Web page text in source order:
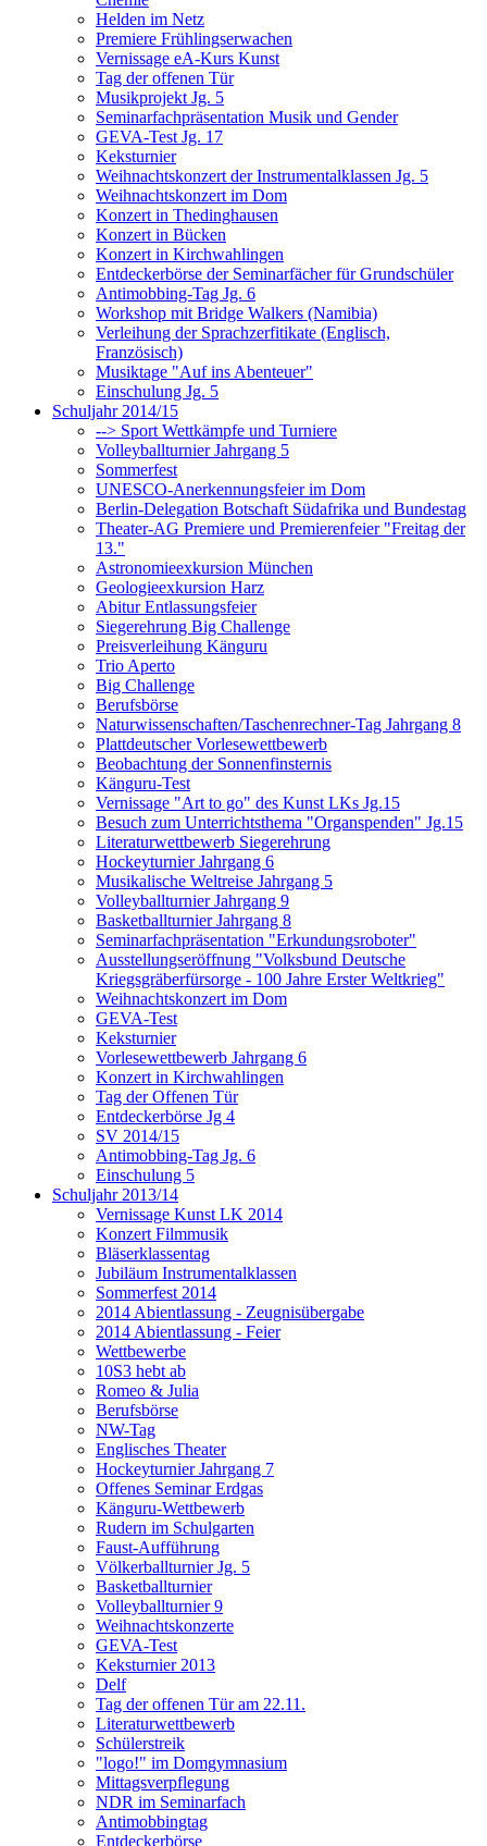
Helden im Netz
Premiere Frühlingserwachen
Vernissage eA-Kurs Kunst
Tag der offenen Tür
Musikprojekt Jg. 5
Seminarfachpräsentation Musik und Gender
GEVA-Test Jg. 17
Keksturnier
Weihnachtskonzert der Instrumentalklassen Jg. 5
Weihnachtskonzert im Dom
Konzert in Thedinghausen
Konzert in Bücken
Konzert in Kirchwahlingen
Entdeckerbörse der Seminarfächer für Grundschüler
Antimobbing-Tag Jg. 6
Workshop mit Bridge Walkers (Namibia)
Verleihung der Sprachzerfitikate (Englisch,
Französisch)
Musiktage "Auf ins Abenteuer"
Einschulung Jg. 5
Schuljahr 2014/15
--> Sport Wettkämpfe und Turniere
Volleyballturnier Jahrgang 5
Sommerfest
UNESCO-Anerkennungsfeier im Dom
Berlin-Delegation Botschaft Südafrika und Bundestag
Theater-AG Premiere und Premierenfeier "Freitag der
13."
Astronomieexkursion München
Geologieexkursion Harz
Abitur Entlassungsfeier
Siegerehrung Big Challenge
Preisverleihung Känguru
Trio Aperto
Big Challenge
Berufsbörse
Naturwissenschaften/Taschenrechner-Tag Jahrgang 8
Plattdeutscher Vorlesewettbewerb
Beobachtung der Sonnenfinsternis
Känguru-Test
Vernissage "Art to go" des Kunst LKs Jg.15
Besuch zum Unterrichtsthema "Organspenden" Jg.15
Literaturwettbewerb Siegerehrung
Hockeyturnier Jahrgang 6
Musikalische Weltreise Jahrgang 5
Volleyballturnier Jahrgang 9
Basketballturnier Jahrgang 8
Seminarfachpräsentation "Erkundungsroboter"
Ausstellungseröffnung "Volksbund Deutsche
Kriegsgräberfürsorge - 100 Jahre Erster Weltkrieg"
Weihnachtskonzert im Dom
GEVA-Test
Keksturnier
Vorlesewettbewerb Jahrgang 6
Konzert in Kirchwahlingen
Tag der Offenen Tür
Entdeckerbörse Jg 4
SV 2014/15
Antimobbing-Tag Jg. 6
Einschulung 5
Schuljahr 2013/14
Vernissage Kunst LK 2014
Konzert Filmmusik
Bläserklassentag
Jubiläum Instrumentalklassen
Sommerfest 2014
2014 Abientlassung - Zeugnisübergabe
2014 Abientlassung - Feier
Wettbewerbe
10S3 hebt ab
Romeo & Julia
Berufsbörse
NW-Tag
Englisches Theater
Hockeyturnier Jahrgang 7
Offenes Seminar Erdgas
Känguru-Wettbewerb
Rudern im Schulgarten
Faust-Aufführung
Völkerballturnier Jg. 5
Basketballturnier
Volleyballturnier 9
Weihnachtskonzerte
GEVA-Test
Keksturnier 2013
Delf
Tag der offenen Tür am 22.11.
Literaturwettbewerb
Schülerstreik
"logo!" im Domgymnasium
Mittagsverpflegung
NDR im Seminarfach
Antimobbingtag
Entdeckerbörse